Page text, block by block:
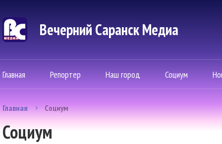
Вечерний Саранск Mедиа
Главная Репортер Наш город Социум
Главная Социум
Социум